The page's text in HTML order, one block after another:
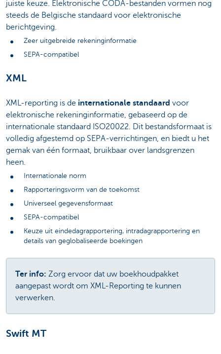
juiste keuze. Elektronische CODA-bestanden vormen nog
steeds de Belgische standaard voor elektronische
berichtgeving.
Zeer uitgebreide rekeninginformatie
SEPA-compatibel
XML
XML-reporting is de internationale standaard voor
elektronische rekeninginformatie, gebaseerd op de
internationale standaard ISO20022. Dit bestandsformaat is
volledig afgestemd op SEPA-verrichtingen, en biedt u het
gemak van één formaat, bruikbaar over landsgrenzen
heen.
Internationale norm
Rapporteringsvorm van de toekomst
Universeel gegevensformaat
SEPA-compatibel
Keuze uit eindedagrapportering, intradagrapportering en
details van geglobaliseerde boekingen
Ter info: Zorg ervoor dat uw boekhoudpakket
aangepast wordt om XML-Reporting te kunnen
verwerken.
Swift MT